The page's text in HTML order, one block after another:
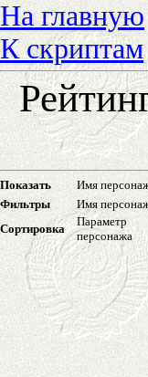
На главную
К скриптам
Показать
Имя
Фильтры
Имя
Сортировка
Параметр
персонажа